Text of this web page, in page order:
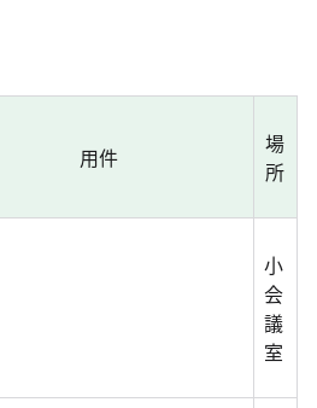
用件
場
所
小
会
議
室